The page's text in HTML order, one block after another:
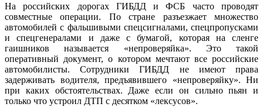
На российских дорогах ГИБДД и ФСБ часто проводят
совместные операции. По стране разъезжает множество
автомобилей с фальшивыми спецсигналами, спецпропусками
и спецгенералами и даже с бумагой, которая на сленге
гаишников называется «непроверяйка». Это такой
оперативный документ, о котором мечтают все российские
автомобилисты. Сотрудники ГИБДД не имеют права
задерживать водителя, предъявившего «непроверяйку». Ни
при каких обстоятельствах. Даже если он сильно пьян и
только что устроил ДТП с десятком «лексусов».